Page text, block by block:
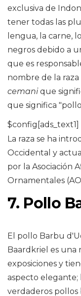
exclusiva de
tener todas las
lengua, la carne,
negros debido a
que es
nombre de la
cemanique
que significa
La raza se ha
Occidental y
por la Asociación
Ornamentales
7. Pollo
El pollo Barbu
Baardkriel es una
exposiciones y
aspecto elegante;
verdaderos